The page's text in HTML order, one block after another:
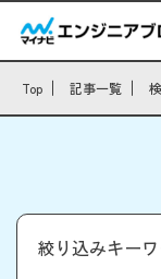
Top 記事一覧
絞り込みキー